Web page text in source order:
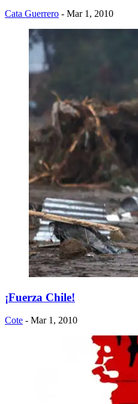
Cata Guerrero - Mar 1, 2010
¡Fuerza Chile!
Cote - Mar 1, 2010